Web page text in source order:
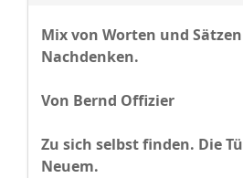
Mix von Worten und
Nachdenken.
Von Bernd Offizier
Zu sich selbst finden. Die
Neuem.